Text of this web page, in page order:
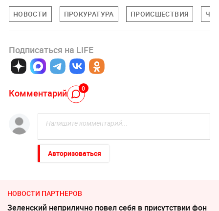
НОВОСТИ ПРОКУРАТУРА ПРОИСШЕСТВИЯ
Подписаться на LIFE
Комментарий 0
Авторизоваться
НОВОСТИ ПАРТНЕРОВ
Зеленский неприлично повел cебя в присутствии фон